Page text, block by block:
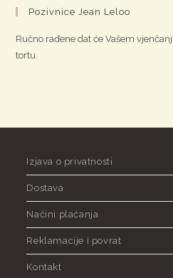
Pozivnice Jean Leloo
Ručno rađene dat će Vašem
tortu.
Izjava o privatnosti
Dostava
Načini plaćanja
Reklamacije i povrat
Kontakt